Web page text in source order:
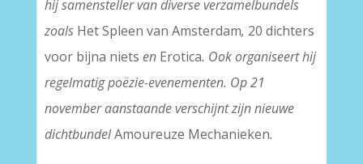
hij samensteller van diverse verzamelbundels
zoals Het Spleen van Amsterdam, 20 dichters
voor bijna niets en Erotica. Ook organiseert hij
regelmatig poëzie-evenementen. Op 21
november aanstaande verschijnt zijn nieuwe
dichtbundelAmoureuze Mechanieken.